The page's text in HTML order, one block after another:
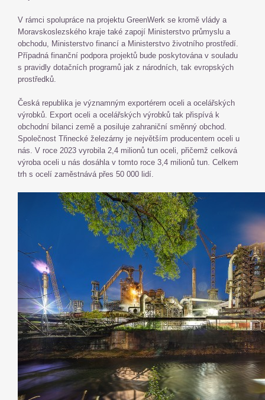
V rámci spolupráce na projektu GreenWerk se kromě vlády a
Moravskoslezského kraje také zapojí Ministerstvo průmyslu a
obchodu, Ministerstvo financí a Ministerstvo životního prostředí.
Případná finanční podpora projektů bude poskytována v souladu
s pravidly dotačních programů jak z národních, tak evropských
prostředků.
Česká republika je významným exportérem oceli a ocelářských
výrobků. Export oceli a ocelářských výrobků tak přispívá k
obchodní bilanci země a posiluje zahraniční směnný obchod.
Společnost Třinecké železárny je největším producentem oceli u
nás. V roce 2023 vyrobila 2,4 milionů tun oceli, přičemž celková
výroba oceli u nás dosáhla v tomto roce 3,4 milionů tun. Celkem
trh s ocelí zaměstnává přes 50 000 lidí.